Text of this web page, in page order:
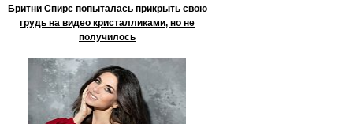
Бритни Спирс попыталась прикрыть свою
грудь на видео кристалликами, но не
получилось